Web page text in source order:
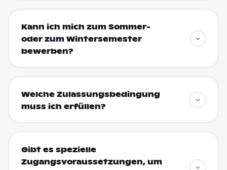
Kann ich mich zum Sommer-
oder zum Wintersemester
bewerben?
Welche Zulassungsbedingung
muss ich erfüllen?
Gibt es spezielle
Zugangsvoraussetzungen, um